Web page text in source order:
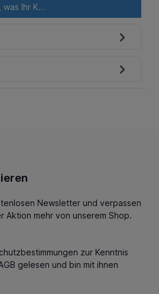
Ihr K…
Newsletter und verpassen
Aktion mehr von unserem Shop.
zur Kenntnis
gelesen und bin mit ihnen